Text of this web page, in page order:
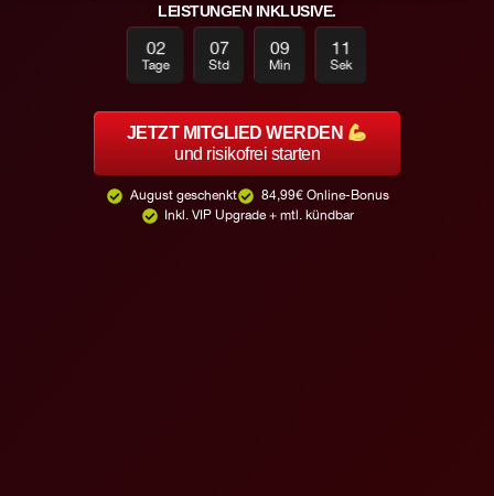
LEISTUNGEN INKLUSIVE.
02
Tage
07
Std
09
Min
09
Sek
JETZT MITGLIED WERDEN
und risikofrei starten
August geschenkt
84,99€ Online-Bonus
Inkl. VIP Upgrade + mtl. kündbar